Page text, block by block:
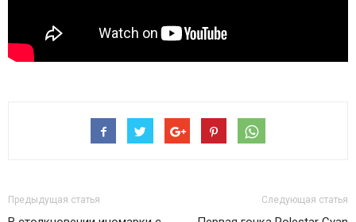
Предыдущая статья Следующая статья